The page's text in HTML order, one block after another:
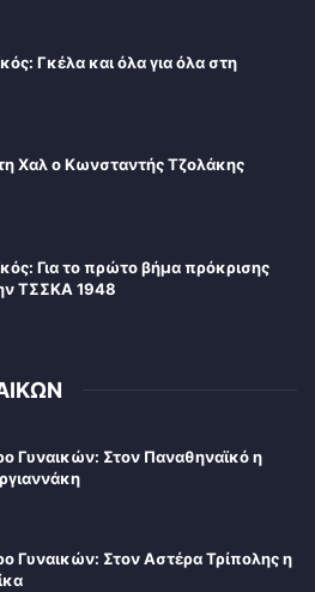
Γκέλα και όλα για όλα στη
Χαλ ο Κωνσταντής Τζολάκης
Για το πρώτο βήμα πρόκρισης
ΤΣΣΚΑ 1948
Γυναικών: Στον Παναθηναϊκό η
Γυναικών: Στον Αστέρα Τρίπολης η